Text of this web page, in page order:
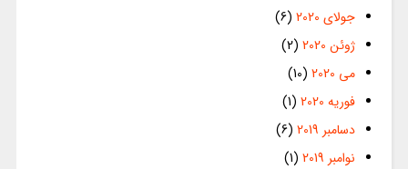
جولای 2020
(6)
ژوئن 2020
(2)
می 2020
(10)
فوریه 2020
(1)
دسامبر 2019
(6)
نوامبر 2019
(1)